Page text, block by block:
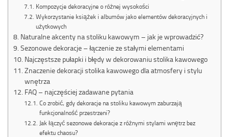
Kompozycje dekoracyjne o różnej wysokości
Wykorzystanie książek i albumów jako elementów dekoracyjnych i
użytkowych
Naturalne akcenty na stoliku kawowym – jak je wprowadzić?
Sezonowe dekoracje – łączenie ze stałymi elementami
Najczęstsze pułapki i błędy w dekorowaniu stolika kawowego
Znaczenie dekoracji stolika kawowego dla atmosfery i stylu
wnętrza
FAQ – najczęściej zadawane pytania
Co zrobić, gdy dekoracje na stoliku kawowym zaburzają
funkcjonalność przestrzeni?
Jak łączyć sezonowe dekoracje z różnymi stylami wnętrz bez
efektu chaosu?